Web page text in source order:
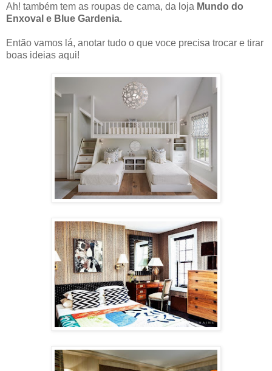
Ah! também tem as roupas de cama, da loja Mundo do
Enxoval e Blue Gardenia.
Então vamos lá, anotar tudo o que voce precisa trocar e tirar
boas ideias aqui!